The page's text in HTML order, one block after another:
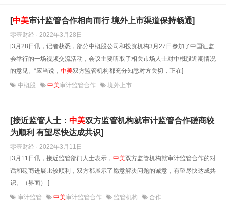
[中美审计监管合作相向而行 境外上市渠道保持畅通]
零壹财经 · 2022年3月28日
[3月28日讯，记者获悉，部分中概股公司和投资机构3月27日参加了中国证监
会举行的一场视频交流活动，会议主要听取了相关市场人士对中概股近期情况
的意见。“应当说， 中美双方监管机构都充分知悉对方关切，正在]
中概股 中美审计监管合作 境外上市
[接近监管人士： 中美双方监管机构就审计监管合作磋商较
为顺利 有望尽快达成共识]
零壹财经 · 2022年3月11日
[3月11日讯，接近监管部门人士表示， 中美双方监管机构就审计监管合作的对
话和磋商进展比较顺利，双方都展示了愿意解决问题的诚意，有望尽快达成共
识。（界面） ]
审计监管 中美审计监管合作 监管机构 合作